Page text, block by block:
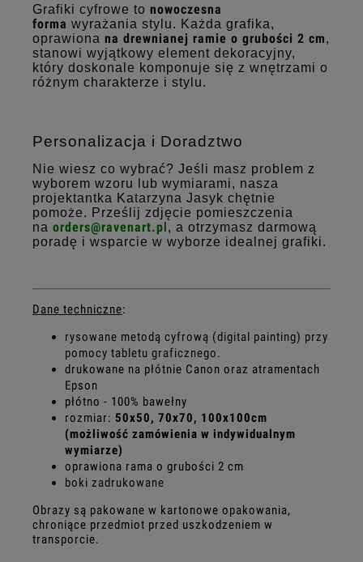
Grafiki cyfrowe to nowoczesna
forma wyrażania stylu. Każda grafika,
oprawiona na drewnianej ramie o grubości 2 cm,
stanowi wyjątkowy element dekoracyjny,
który doskonale komponuje się z wnętrzami o
różnym charakterze i stylu.
Personalizacja i Doradztwo
Nie wiesz co wybrać? Jeśli masz problem z
wyborem wzoru lub wymiarami, nasza
projektantka Katarzyna Jasyk chętnie
pomoże. Prześlij zdjęcie pomieszczenia
na orders@ravenart.pl, a otrzymasz darmową
poradę i wsparcie w wyborze idealnej grafiki.
Dane techniczne:
rysowane metodą cyfrową (digital painting) przy
pomocy tabletu graficznego.
drukowane na płótnie Canon oraz atramentach
Epson
płótno - 100% bawełny
rozmiar: 50x50, 70x70, 100x100cm
(możliwość zamówienia w indywidualnym
wymiarze)
oprawiona rama o grubości 2 cm
boki zadrukowane
Obrazy są pakowane w kartonowe opakowania,
chroniące przedmiot przed uszkodzeniem w
transporcie.